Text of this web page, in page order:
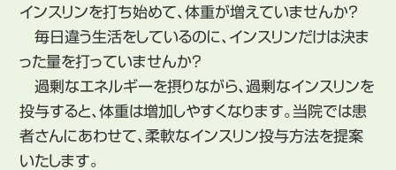
インスリンを打ち始めて、体重が増えていませんか？
毎日違う生活をしているのに、インスリンだけは決ま
った量を打っていませんか?
過剰なエネルギーを摂りながら、過剰なインスリンを
投与すると、体重は増加しやすくなります。当院では患
者さんにあわせて、柔軟なインスリン投与方法を提案
いたします。